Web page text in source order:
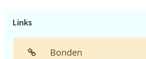
Links
Bonden